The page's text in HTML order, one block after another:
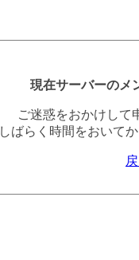
現在サーバーのメ
ご迷惑をおかけして
しばらく時間をおいて